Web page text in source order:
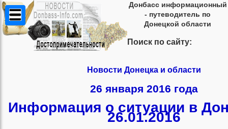
Донбасс информационный
- путеводитель по
Донецкой области
Поиск по сайту:
Новости Донецка и области
26 января 2016 года
Информация о ситуации в
26.01.2016